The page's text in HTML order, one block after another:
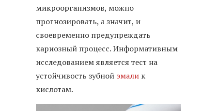
микроорганизмов, можно
прогнозировать, а значит, и
своевременно предупреждать
кариозный процесс. Информативным
исследованием является тест на
устойчивость зубной эмали к
кислотам.